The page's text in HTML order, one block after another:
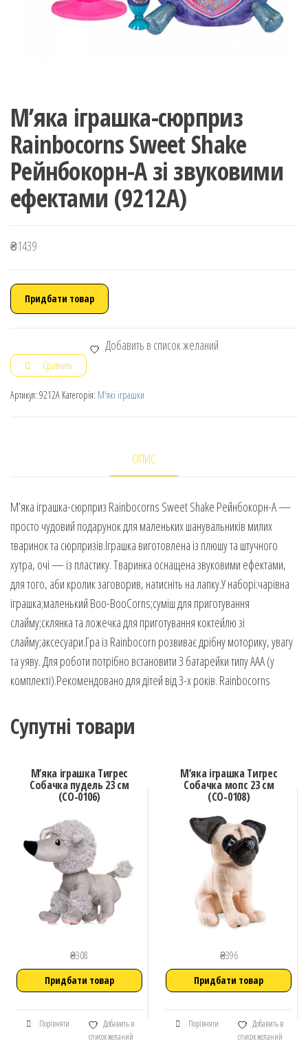
М’яка іграшка-сюрприз
Rainbocorns Sweet Shake
Рейнбокорн-A зі звуковими
ефектами (9212A)
₴1439
Придбати товар
Добавить в список желаний
Сравнить
Артикул: 9212A Категорія: М'які іграшки
ОПИС
М’яка іграшка-сюрприз Rainbocorns Sweet Shake Рейнбокорн-A —
просто чудовий подарунок для маленьких шанувальників милих
тваринок та сюрпризів.Іграшка виготовлена із плюшу та штучного
хутра, очі — із пластику. Тваринка оснащена звуковими ефектами,
для того, аби кролик заговорив, натисніть на лапку.У наборі:чарівна
іграшка;маленький Boo-BooCorns;суміш для приготування
слайму;склянка та ложечка для приготування коктейлю зі
слайму;аксесуари.Гра із Rainbocorn розвиває дрібну моторику, увагу
та уяву. Для роботи потрібно встановити 3 батарейки типу ААА (у
комплекті).Рекомендовано для дітей від 3-х років. Rainbocorns
Супутні товари
М’яка іграшка Тигрес
Собачка пудель 23 см
(СО-0106)
₴308
Придбати товар
Порівняти
Добавить в
список желаний
М’яка іграшка Тигрес
Собачка мопс 23 см
(СО-0108)
₴396
Придбати товар
Порівняти
Добавить в
список желаний